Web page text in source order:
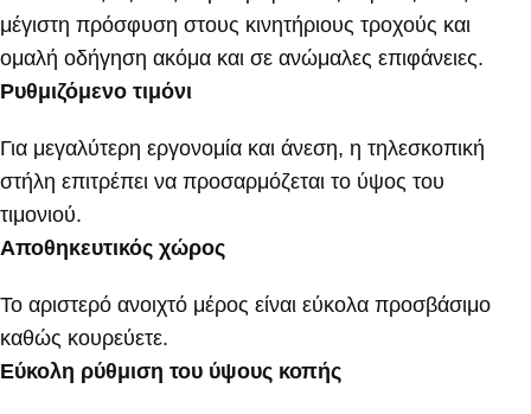
μέγιστη πρόσφυση στους κινητήριους τροχούς και
ομαλή οδήγηση ακόμα και σε ανώμαλες επιφάνειες.
Ρυθμιζόμενο τιμόνι
Για μεγαλύτερη εργονομία και άνεση, η τηλεσκοπική
στήλη επιτρέπει να προσαρμόζεται το ύψος του
τιμονιού.
Αποθηκευτικός χώρος
Το αριστερό ανοιχτό μέρος είναι εύκολα προσβάσιμο
καθώς κουρεύετε.
Εύκολη ρύθμιση του ύψους κοπής